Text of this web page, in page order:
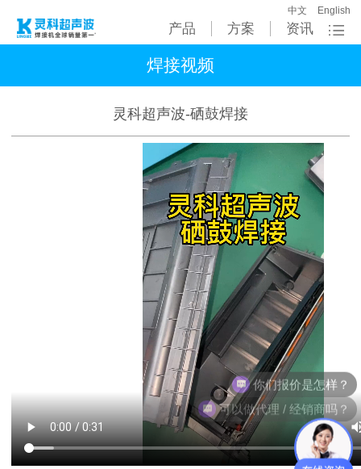
产品 方案 资讯
中文 English
焊接视频
灵科超声波-硒鼓焊接
你们报价是怎样？
可以做代理 / 经销商吗？